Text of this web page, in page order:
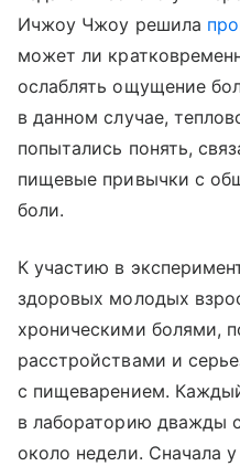
Ичжоу Чжоу решила
может ли
ослаблять ощущение
в данном случае,
попытались понять,
пищевые привычки с
боли.
К участию в
здоровых молодых
хроническими болями,
расстройствами и
с пищеварением.
в лабораторию дважды
около недели. Сначала